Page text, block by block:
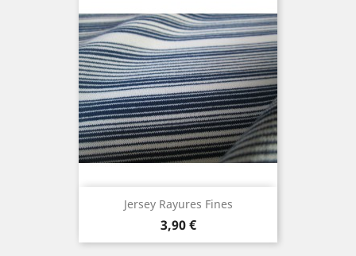
Jersey Rayures Fines
Prix
3,90 €